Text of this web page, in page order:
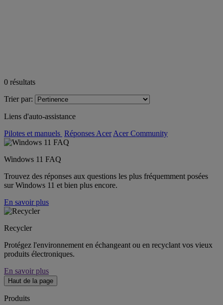
0 résultats
Trier par:
Liens d'auto-assistance
Pilotes et manuels Réponses Acer Acer Community
Windows 11 FAQ
Trouvez des réponses aux questions les plus fréquemment posées
sur Windows 11 et bien plus encore.
En savoir plus
Recycler
Protégez l'environnement en échangeant ou en recyclant vos vieux
produits électroniques.
En savoir plus
Haut de la page
Produits